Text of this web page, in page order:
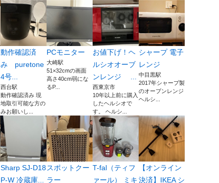
動作確認済
み puretone
4号...
西台駅
動作確認済み 現
地取引可能な方の
みお願いし...
PCモニター
大崎駅
51×32cmの画面
高さ40cm弱にな
るP...
お値下げ！ヘ
ルシオオーブ
ンレンジ ...
西東京市
10年以上前に購入
したヘルシオで
す。 ヘルシ...
シャープ 電子
レンジ
中目黒駅
2017年シャープ製
のオーブンレンジ
ヘルシ...
Sharp SJ-D18
P-W 冷蔵庫...
スポットクー
ラー
T-fal（ティフ
ァール） ミキ
【オンライン
決済】IKEA シ